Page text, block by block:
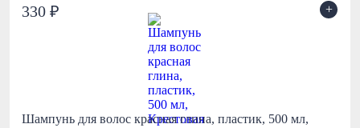
330 ₽ +
Шампунь для волос красная глина, пластик, 500 мл,